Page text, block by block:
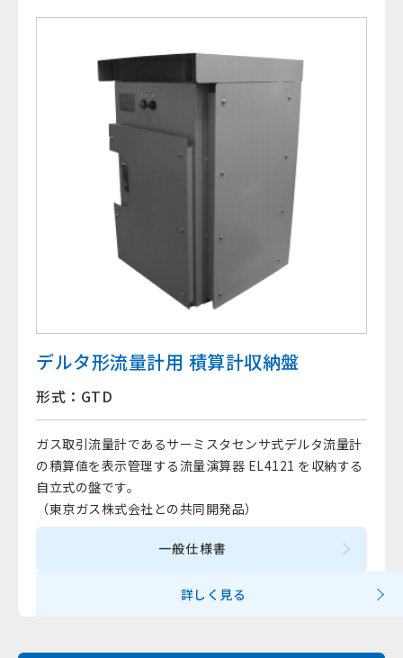
デルタ形流量計用 積算計収納盤
形式：GTD
ガス取引流量計であるサーミスタセンサ式デルタ流量計
の積算値を表示管理する流量演算器 EL4121 を収納する
自立式の盤です。
（東京ガス株式会社との共同開発品）
一般仕様書
詳しく見る